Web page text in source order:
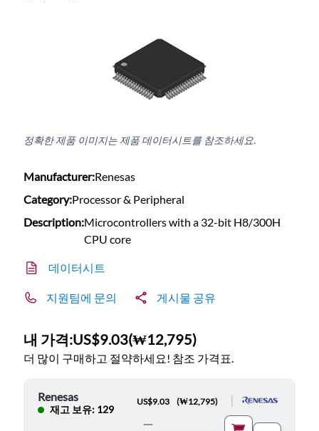
정확한 제품 이미지는 제품 데이터시트를 참조하세요.
Manufacturer:Renesas
Category:Processor & Peripheral
Description:Microcontrollers with a 32-bit H8/300H
CPU core
데이터시트
지원팀에 문의 게시물 공유
내 가격:US$9.03(₩12,795)
더 많이 구매하고 절약하세요! 참조 가격표.
Renesas
재고 보유: 129
US$9.03 (₩12,795)